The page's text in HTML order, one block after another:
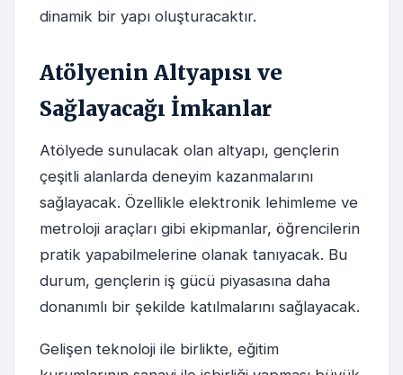
dinamik bir yapı oluşturacaktır.
Atölyenin Altyapısı ve
Sağlayacağı İmkanlar
Atölyede sunulacak olan altyapı, gençlerin
çeşitli alanlarda deneyim kazanmalarını
sağlayacak. Özellikle elektronik lehimleme ve
metroloji araçları gibi ekipmanlar, öğrencilerin
pratik yapabilmelerine olanak tanıyacak. Bu
durum, gençlerin iş gücü piyasasına daha
donanımlı bir şekilde katılmalarını sağlayacak.
Gelişen teknoloji ile birlikte, eğitim